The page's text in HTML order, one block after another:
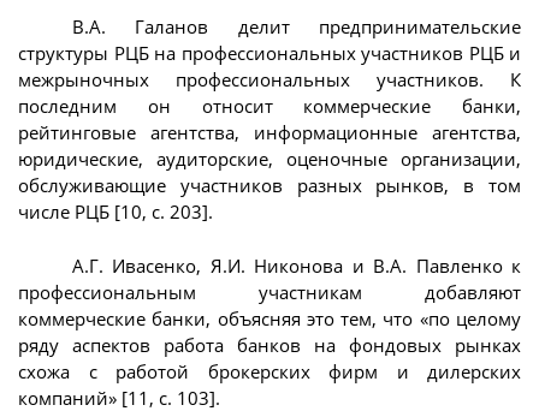
В.А. Галанов делит предпринимательские
структуры РЦБ на профессиональных участников РЦБ и
межрыночных профессиональных участников. К
последним он относит коммерческие банки,
рейтинговые агентства, информационные агентства,
юридические, аудиторские, оценочные организации,
обслуживающие участников разных рынков, в том
числе РЦБ [10, с. 203].
А.Г. Ивасенко, Я.И. Никонова и В.А. Павленко к
профессиональным участникам добавляют
коммерческие банки, объясняя это тем, что «по целому
ряду аспектов работа банков на фондовых рынках
схожа с работой брокерских фирм и дилерских
компаний» [11, с. 103].